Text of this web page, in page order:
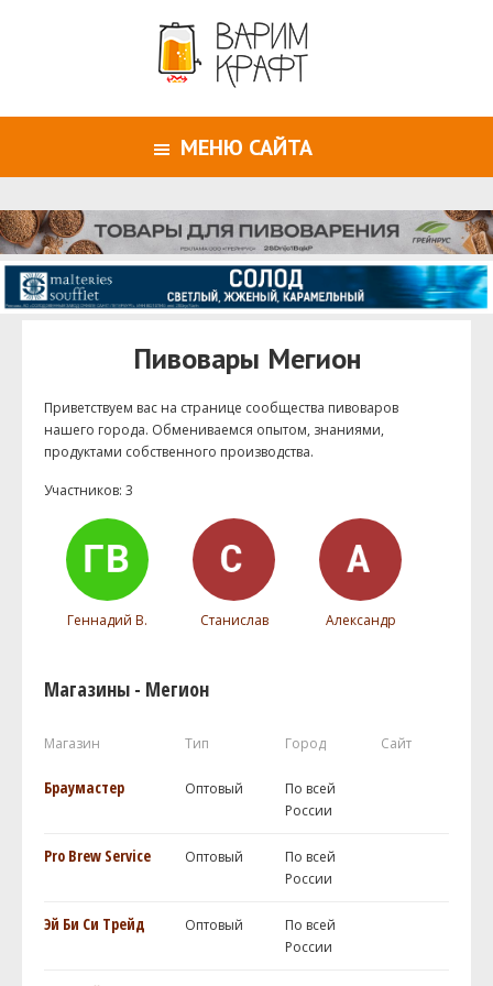
МЕНЮ САЙТА
Пивовары Мегион
Приветствуем ваc на странице сообщества пивоваров
нашего города. Обмениваемся опытом, знаниями,
продуктами собственного производства.
Участников: 3
Геннадий В. Станислав Александр
Магазины - Мегион
Магазин Тип Город Сайт
Браумастер Оптовый
По всей
России
Pro Brew Service Оптовый
По всей
России
Эй Би Си Трейд Оптовый
По всей
России